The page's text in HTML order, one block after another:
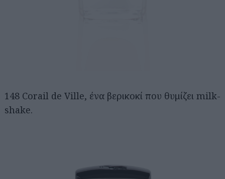
148 Corail de Ville, ένα βερικοκί που θυμίζει milk-
shake.